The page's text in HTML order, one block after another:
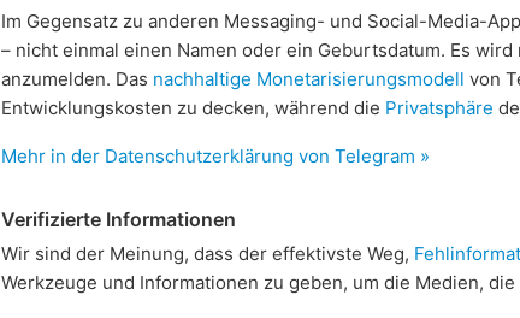
Im Gegensatz zu anderen Messaging- und Social-Media-
– nicht einmal einen Namen oder ein Geburtsdatum. Es wird
anzumelden. Das nachhaltige Monetarisierungsmodell von
Entwicklungskosten zu decken, während die Privatsphäre
Mehr in der Datenschutzerklärung von Telegram »
Verifizierte Informationen
Wir sind der Meinung, dass der effektivste Weg,
Werkzeuge und Informationen zu geben, um die Medien,